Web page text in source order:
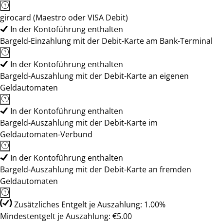
girocard (Maestro oder VISA Debit)
In der Kontoführung enthalten
Bargeld-Einzahlung mit der Debit-Karte am Bank-Terminal
In der Kontoführung enthalten
Bargeld-Auszahlung mit der Debit-Karte an eigenen
Geldautomaten
In der Kontoführung enthalten
Bargeld-Auszahlung mit der Debit-Karte im
Geldautomaten-Verbund
In der Kontoführung enthalten
Bargeld-Auszahlung mit der Debit-Karte an fremden
Geldautomaten
Zusätzliches Entgelt je Auszahlung: 1.00%
Mindestentgelt je Auszahlung: €5.00